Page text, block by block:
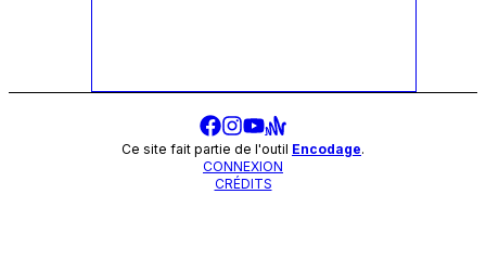
Ce site fait partie de l'outil Encodage.
CONNEXION
CRÉDITS